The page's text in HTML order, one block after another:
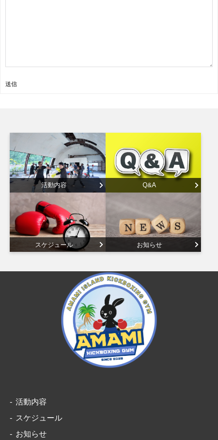
送信
活動内容 Q&A
スケジュール お知らせ
活動内容
スケジュール
お知らせ